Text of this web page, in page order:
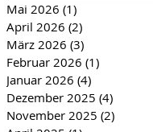
Mai 2026 (1)
April 2026 (2)
März 2026 (3)
Februar 2026 (1)
Januar 2026 (4)
Dezember 2025 (4)
November 2025 (2)